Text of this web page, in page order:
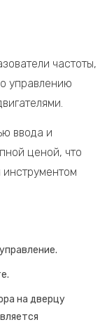
частоты,
управлению
ввода и
ценой, что
на дверцу